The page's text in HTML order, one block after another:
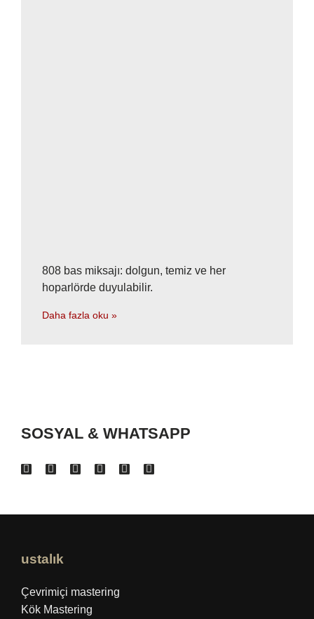
808 bas miksajı: dolgun, temiz ve her
hoparlörde duyulabilir.
Daha fazla oku »
SOSYAL & WHATSAPP
ustalık
Çevrimiçi mastering
Kök Mastering